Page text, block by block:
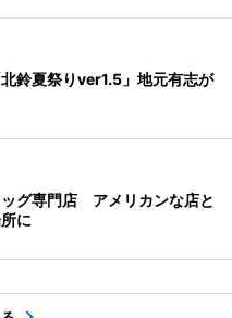
鈴夏祭りver1.5」地元有志が
グ専門店 アメリカンな店と
に